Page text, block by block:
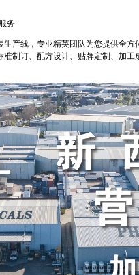
务
线，专业精英团队为您提供全方
制订、配方设计、贴牌定制、加工